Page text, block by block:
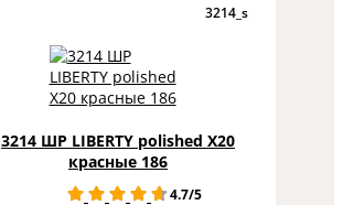
3214_s
3214 ШР LIBERTY polished X20
красные 186
4.7/5